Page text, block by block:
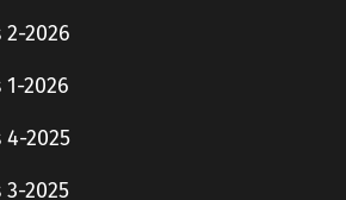
2026
2026
2025
2025